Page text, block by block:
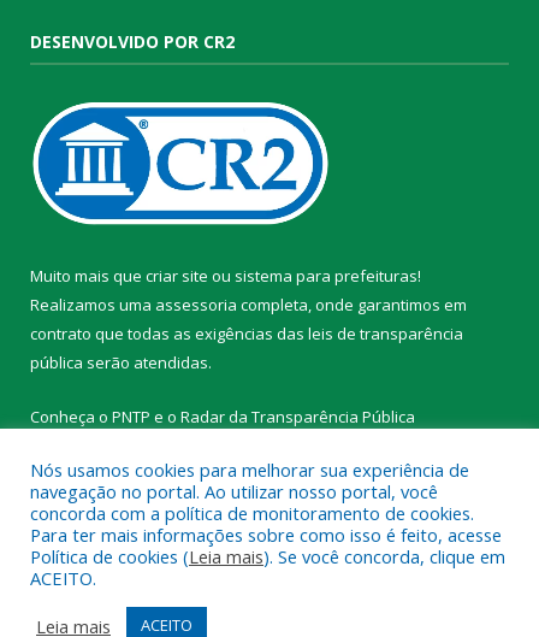
DESENVOLVIDO POR CR2
Muito mais que criar site ou sistema para prefeituras!
Realizamos uma assessoria completa, onde garantimos em
contrato que todas as exigências das leis de transparência
pública serão atendidas.
Conheça o PNTP e o Radar da Transparência Pública
Todos os direitos reservados a Prefeitura Municipal de
Tracuateua.
Mapa do Site
Acessar Área Administrativa
Nós usamos cookies para melhorar sua experiência de
navegação no portal. Ao utilizar nosso portal, você
concorda com a política de monitoramento de cookies.
Para ter mais informações sobre como isso é feito, acesse
Política de cookies (Leia mais). Se você concorda, clique em
ACEITO.
Leia mais
ACEITO